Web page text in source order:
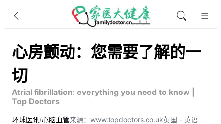
心房颤动：您需要了解的一
切
Atrial fibrillation: everything you need to know |
Top Doctors
环球医讯/心脑血管来源：www.topdoctors.co.uk英国 - 英语